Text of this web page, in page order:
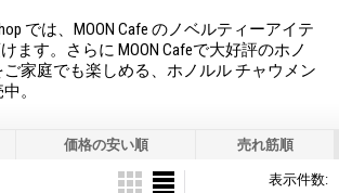
では、MOON Cafe のノベルティーアイテ
ます。さらに MOON Cafeで大好評のホノ
家庭でも楽しめる、ホノルル チャウメン
。
価格の安い順 売れ筋順
表示件数: